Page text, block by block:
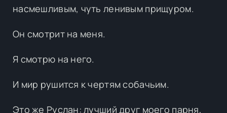
насмешливым, чуть ленивым прищуром.
Он смотрит на меня.
Я смотрю на него.
И мир рушится к чертям собачьим.
Это же Руслан: лучший друг моего парня,